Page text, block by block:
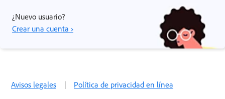
¿Nuevo usuario?
Crear una cuenta ›
Avisos legales | Política de privacidad en línea